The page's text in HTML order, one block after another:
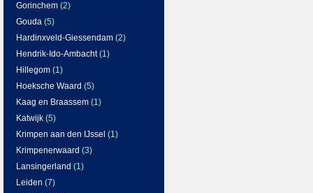
Gorinchem (2)
Gouda (5)
Hardinxveld-Giessendam (2)
Hendrik-Ido-Ambacht(1)
Hillegom (1)
Hoeksche Waard (5)
Kaag en Braassem (1)
Katwijk (5)
Krimpen aan den IJssel (1)
Krimpenerwaard (3)
Lansingerland (1)
Leiden (7)